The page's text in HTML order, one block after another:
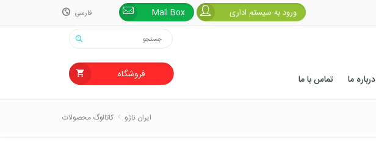
فارسی
فارسی
Mail Box ورود به سیستم اداری
فروشگاه درباره ما تماس با ما
ایران ناژو کاتالوگ محصولات